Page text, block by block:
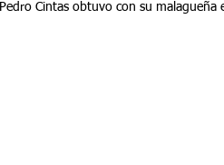
Pedro Cintas obtuvo con su